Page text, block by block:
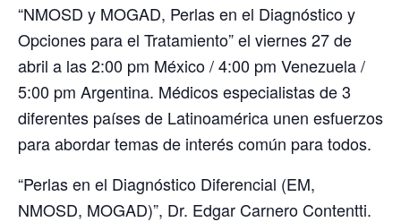
“NMOSD y MOGAD, Perlas en el Diagnóstico y
Opciones para el Tratamiento” el viernes 27 de
abril a las 2:00 pm México / 4:00 pm Venezuela /
5:00 pm Argentina. Médicos especialistas de 3
diferentes países de Latinoamérica unen esfuerzos
para abordar temas de interés común para todos.
“Perlas en el Diagnóstico Diferencial (EM,
NMOSD, MOGAD)”, Dr. Edgar Carnero Contentti.